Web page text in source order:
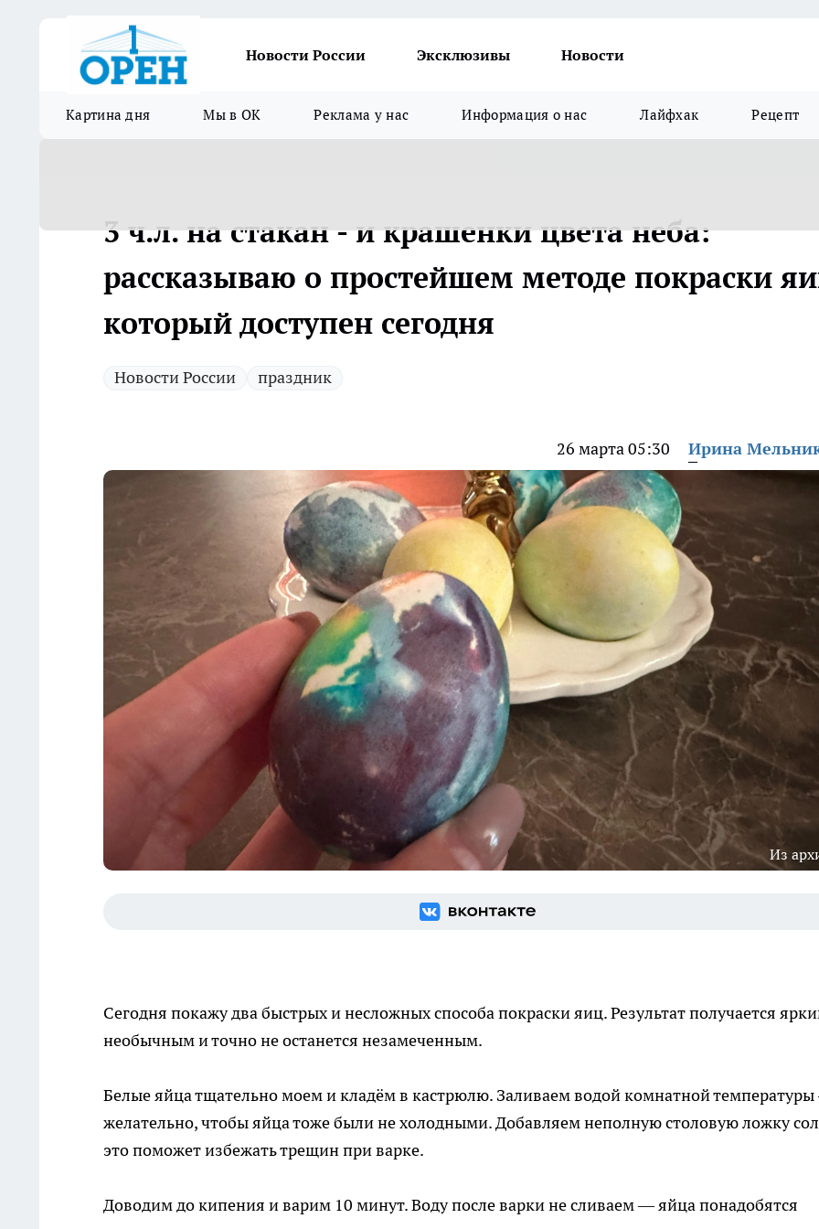
Новости России Эксклюзивы Новости
Картина дня Мы в ОК Реклама у нас Информация о нас Лайфхак Рецепт
3 ч.л. на стакан - и крашенки цвета неба:
рассказываю о простейшем методе покраски
который доступен сегодня
Новости России праздник
26 марта 05:30 Ирина
Из
Сегодня покажу два быстрых и несложных способа покраски яиц. Результат получается
необычным и точно не останется незамеченным.
Белые яйца тщательно моем и кладём в кастрюлю. Заливаем водой комнатной
желательно, чтобы яйца тоже были не холодными. Добавляем неполную столовую ложку
это поможет избежать трещин при варке.
Доводим до кипения и варим 10 минут. Воду после варки не сливаем — яйца понадобятся